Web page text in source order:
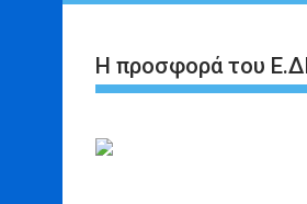
Η προσφορά του